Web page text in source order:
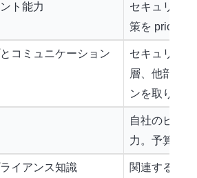
ト能力
セキュリテ
策を
コミュニケーション
セキュリテ
層、他部門
ンを取り、
自社のビジ
力。予算管
イアンス知識
関連する法